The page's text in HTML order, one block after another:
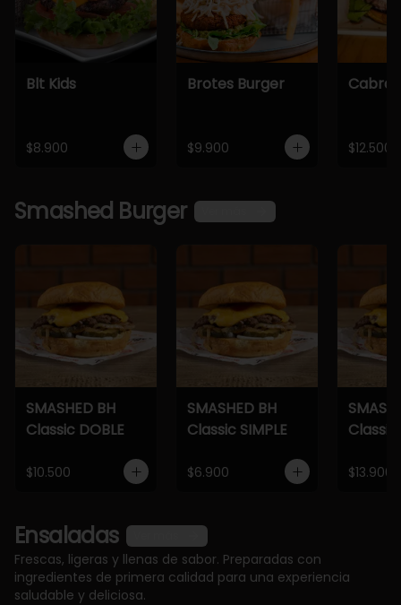
Blt Kids
$8.900
Brotes Burger
$9.900
Cabra
$12.500
Smashed Burger
SMASHED BH
Classic DOBLE
$10.500
SMASHED BH
Classic SIMPLE
$6.900
Classic
$13.900
Ensaladas
Frescas, ligeras y llenas de sabor. Preparadas con
ingredientes de primera calidad para una experiencia
saludable y deliciosa.